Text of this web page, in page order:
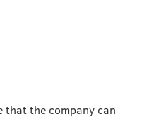
that the company can